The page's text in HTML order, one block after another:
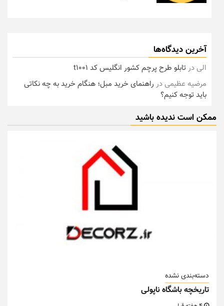
آخرین دیدگاه‌ها
الیدرتابلو طرح پرچم کشور انگلیس کد t1001
مرضیه عظیمیدر راهنمای خرید مبل؛ هنگام خرید به چه نکاتی
باید توجه کنیم؟
ممکن است ندیده باشید
دسته‌بندی نشده
تاریخچه باشگاه ناپولی